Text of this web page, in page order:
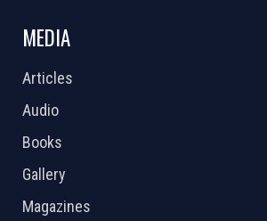
MEDIA
Articles
Audio
Books
Gallery
Magazines